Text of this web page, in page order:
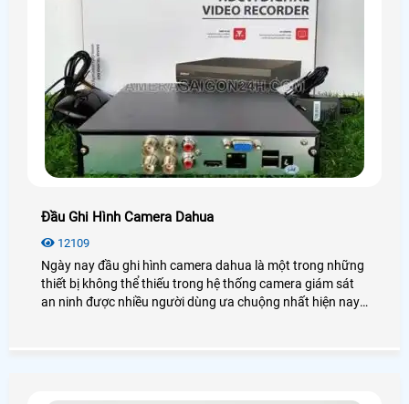
Đầu Ghi Hình Camera Dahua
12109
Ngày nay đầu ghi hình camera dahua là một trong những
thiết bị không thể thiếu trong hệ thống camera giám sát
an ninh được nhiều người dùng ưa chuộng nhất hiện nay.